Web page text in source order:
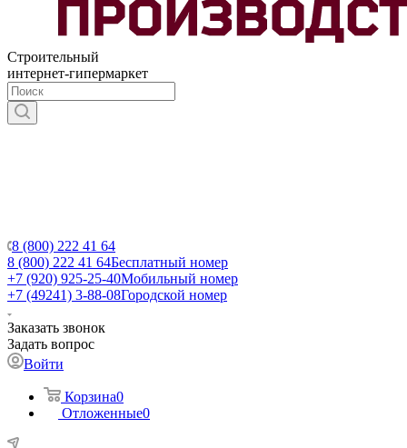
Строительный
интернет-гипермаркет
8 (800) 222 41 64
8 (800) 222 41 64Бесплатный номер
+7 (920) 925-25-40Мобильный номер
+7 (49241) 3-88-08Городской номер
Заказать звонок
Задать вопрос
Войти
Корзина0
Отложенные0